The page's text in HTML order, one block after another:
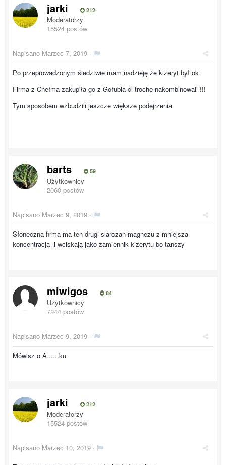
jarki 212
Moderatorzy
15524 postów
Napisano Marzec 7, 2019 ·
Po przeprowadzonym śledztwie mam nadzieję że kizeryt był ok
Firma z Chełma zakupiła go z Gołubia ci trochę nakombinowali !!!
Tym sposobem wzbudzili jeszcze większe podejrzenia
barts 59
Użytkownicy
2060 postów
Napisano Marzec 9, 2019 ·
Słoneczna firma ma ten drugi siarczan magnezu z mniejsza
koncentracją i wciskają jako zamiennik kizerytu bo tanszy
miwigos 84
Użytkownicy
7244 postów
Napisano Marzec 9, 2019 ·
Mówisz o A......ku
jarki 212
Moderatorzy
15524 postów
Napisano Marzec 10, 2019 ·